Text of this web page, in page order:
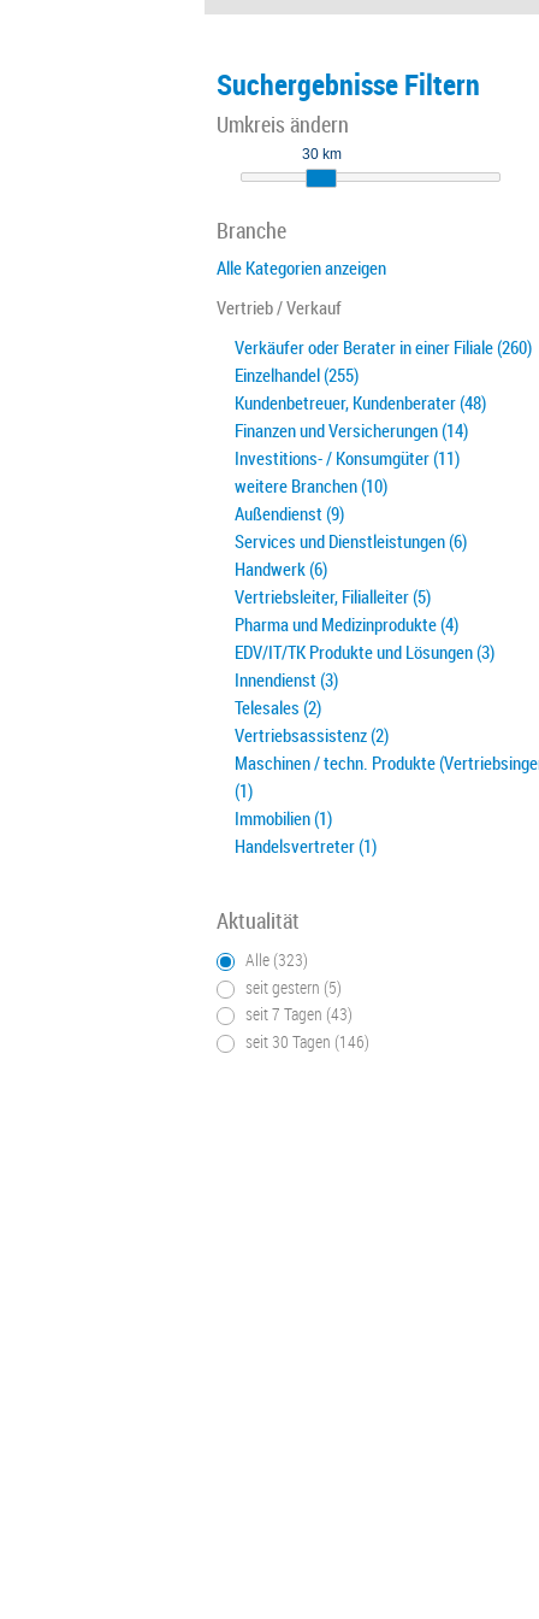
Suchergebnisse Filtern
Umkreis ändern
30 km
Branche
Alle Kategorien anzeigen
Vertrieb / Verkauf
Verkäufer oder Berater in einer Filiale (260)
Einzelhandel (255)
Kundenbetreuer, Kundenberater (48)
Finanzen und Versicherungen (14)
Investitions- / Konsumgüter (11)
weitere Branchen (10)
Außendienst (9)
Services und Dienstleistungen (6)
Handwerk (6)
Vertriebsleiter, Filialleiter (5)
Pharma und Medizinprodukte (4)
EDV/IT/TK Produkte und Lösungen (3)
Innendienst (3)
Telesales (2)
Vertriebsassistenz (2)
Maschinen / techn. Produkte
(1)
Immobilien (1)
Handelsvertreter (1)
Aktualität
Alle (323)
seit gestern (5)
seit 7 Tagen (43)
seit 30 Tagen (146)